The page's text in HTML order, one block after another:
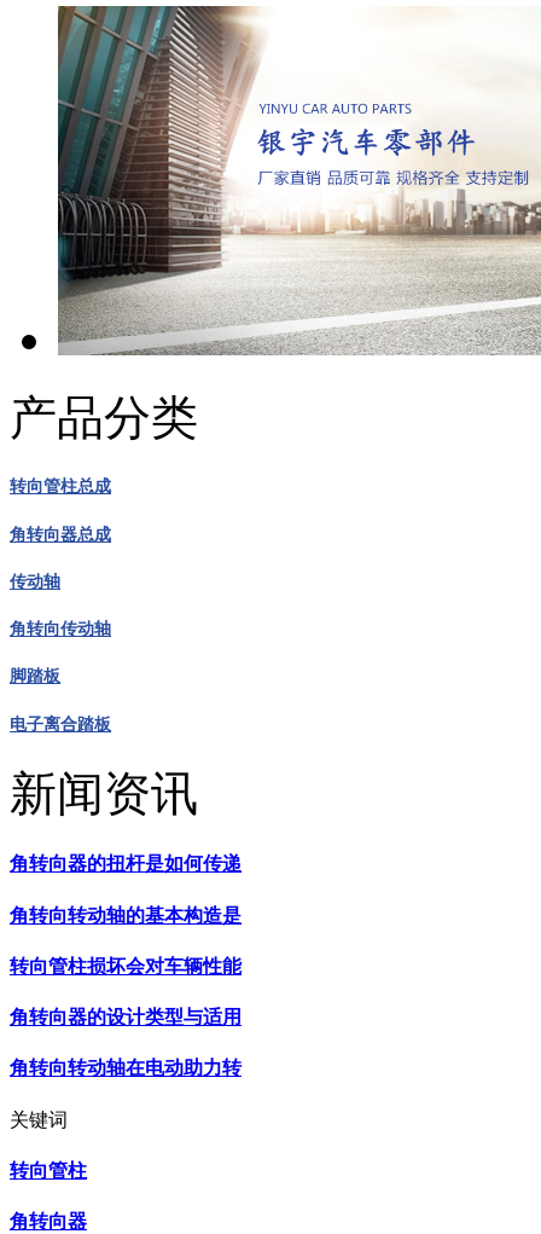
产品分类
转向管柱总成
角转向器总成
传动轴
角转向传动轴
脚踏板
电子离合踏板
新闻资讯
角转向器的扭杆是如何传递
角转向转动轴的基本构造是
转向管柱损坏会对车辆性能
角转向器的设计类型与适用
角转向转动轴在电动助力转
关键词
转向管柱
角转向器